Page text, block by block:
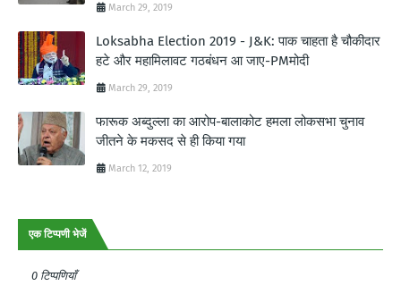
March 29, 2019
Loksabha Election 2019 - J&K: पाक चाहता है चौकीदार
हटे और महामिलावट गठबंधन आ जाए-PMमोदी
March 29, 2019
फारूक अब्दुल्ला का आरोप-बालाकोट हमला लोकसभा चुनाव
जीतने के मकसद से ही किया गया
March 12, 2019
एक टिप्पणी भेजें
0 टिप्पणियाँ